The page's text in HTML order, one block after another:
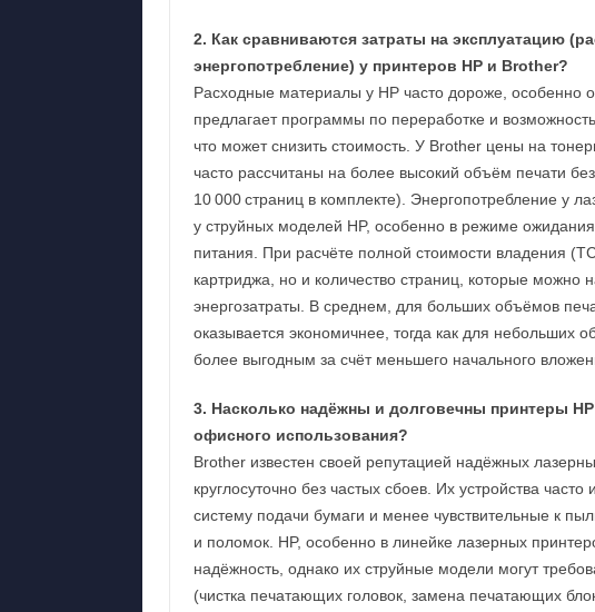
2. Как сравниваются затраты на эксплуатацию
энергопотребление) у принтеров HP и Brother?
Расходные материалы у HP часто дороже, особенно
предлагает программы по переработке и
что может снизить стоимость. У Brother цены на
часто рассчитаны на более высокий объём печати
10 000 страниц в комплекте). Энергопотребление у
у струйных моделей HP, особенно в режиме
питания. При расчёте полной стоимости владения
картриджа, но и количество страниц, которые можно
энергозатраты. В среднем, для больших объёмов
оказывается экономичнее, тогда как для небольших
более выгодным за счёт меньшего начального
3. Насколько надёжны и долговечны принтеры
офисного использования?
Brother известен своей репутацией надёжных
круглосуточно без частых сбоев. Их устройства
систему подачи бумаги и менее чувствительные к
и поломок. HP, особенно в линейке лазерных
надёжность, однако их струйные модели могут
(чистка печатающих головок, замена печатающих